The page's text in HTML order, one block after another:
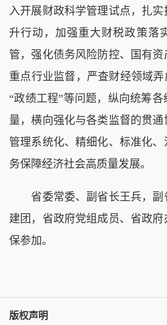
入开展财政科学管理试点，扎
升行动，加强重大财税政策落
管，强化债务风险防控、国有
重点行业监督，严查财经领域
“政绩工程”等问题，纵向统筹
量，横向强化与各类监督的贯
管理系统化、精细化、标准化
务保障经济社会高质量发展。
省委常委、副省长王兵，副
建团，省政府党组成员、省政
保参加。
版权声明